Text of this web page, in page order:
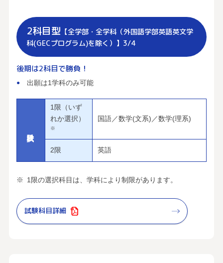
2科目型 【全学部・全学科（外国語学部英語英文学
科(GECプログラム)を除く）】3/4
後期は2科目で勝負！
出願は1学科のみ可能
1限（いず
れか選択）
※
国語／数学(文系)／数学(理系)
2限 英語
1限の選択科目は、学科により制限があります。
試験科目詳細